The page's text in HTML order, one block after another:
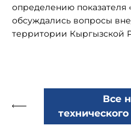
определению показателя
обсуждались вопросы
территории Кыргызской
Все